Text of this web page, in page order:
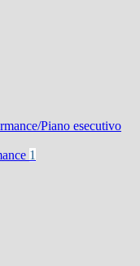
Piano esecutivo
1